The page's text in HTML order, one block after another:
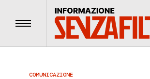
Menu
COMUNICAZIONE